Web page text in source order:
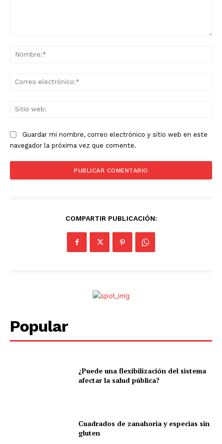
Guardar mi nombre, correo electrónico y sitio web en este
navegador la próxima vez que comente.
COMPARTIR PUBLICACIÓN:
Popular
¿Puede una flexibilización del sistema
afectar la salud pública?
Cuadrados de zanahoria y especias sin
gluten